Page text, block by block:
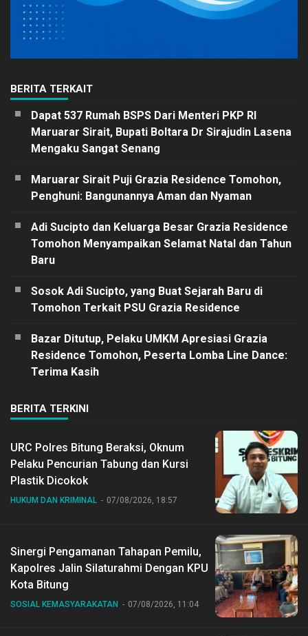
BERITA TERKAIT
Dapat 537 Rumah BSPS Dari Menteri PKP RI
Maruarar Sirait, Bupati Boltara Dr Sirajudin Lasena
Mengaku Sangat Senang
Maruarar Sirait Puji Grazia Residence Tomohon,
Penghuni: Bangunannya Aman dan Nyaman
Adi Sucipto dan Keluarga Besar Grazia Residence
Tomohon Menyampaikan Selamat Natal dan Tahun
Baru
Sosok Adi Sucipto, yang Buat Sejarah Baru di
Tomohon Terkait PSU Grazia Residence
Bazar Ditutup, Pelaku UMKM Apresiasi Grazia
Residence Tomohon, Peserta Lomba Line Dance:
Terima Kasih
BERITA TERKINI
URC Polres Bitung Beraksi, Oknum
Pelaku Pencurian Tabung dan Kursi
Plastik Dicokok
HUKUM DAN KRIMINAL 07/08/2026, 18:57
Sinergi Pengamanan Tahapan Pemilu,
Kapolres Jalin Silaturahmi Dengan KPU
Kota Bitung
SOSIAL KEMASYARAKATAN 07/08/2026, 11:04